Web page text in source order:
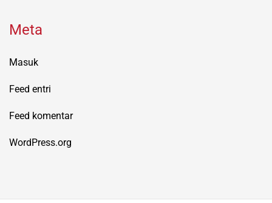
Meta
Masuk
Feed entri
Feed komentar
WordPress.org